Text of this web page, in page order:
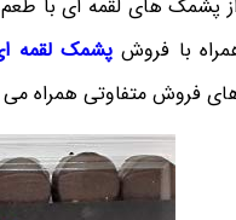
از پشمک های لقمه ای با
با فروش پشمک لقمه
فروش متفاوتی همراه می